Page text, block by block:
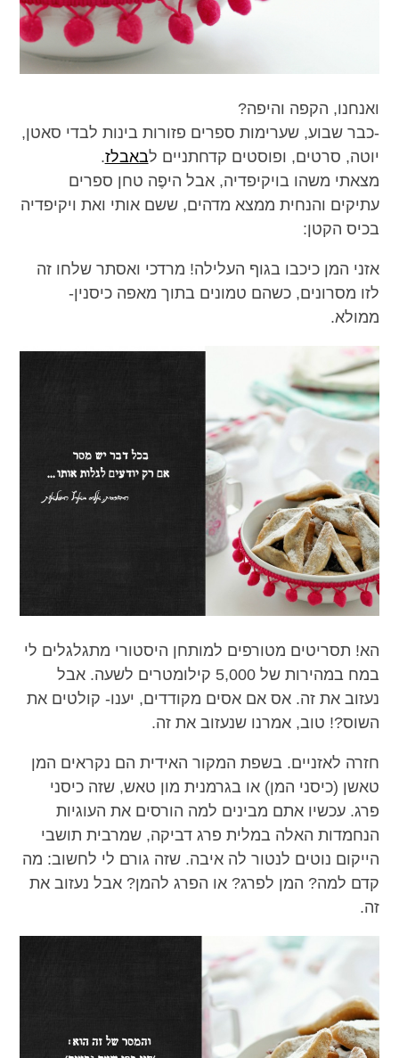
ואנחנו, הקפה והיפה?
-כבר שבוע, שערימות ספרים פזורות בינות לבדי סאטן,
יוטה, סרטים, ופוסטים קדחתניים לבאבלז.
מצאתי משהו בויקיפדיה, אבל היפֶה טחן ספרים
עתיקים והנחית ממצא מדהים, ששם אותי ואת ויקיפדיה
בכיס הקטן:
אזני המן כיכבו בגוף העלילה! מרדכי ואסתר שלחו זה
לזו מסרונים, כשהם טמונים בתוך מאפה כיסנין-
ממולא.
הא! תסריטים מטורפים למותחן היסטורי מתגלגלים לי
במח במהירות של 5,000 קילומטרים לשעה. אבל
נעזוב את זה. אס אם אסים מקודדים, יענו- קולטים את
השוס?! טוב, אמרנו שנעזוב את זה.
חזרה לאזניים. בשפת המקור האידית הם נקראים המן
טאשן (כיסני המן) או בגרמנית מון טאש, שזה כיסני
פרג. עכשיו אתם מבינים למה הורסים את העוגיות
הנחמדות האלה במלית פרג דביקה, שמרבית תושבי
הייקום נוטים לנטור לה איבה. שזה גורם לי לחשוב: מה
קדם למה? המן לפרג? או הפרג להמן? אבל נעזוב את
זה.